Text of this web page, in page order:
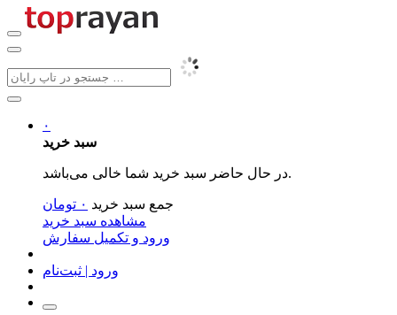
۰
سبد خرید
در حال حاضر سبد خرید شما خالی می‌باشد.
جمع سبد خرید ۰ تومان
مشاهده سبد خرید
ورود و تکمیل سفارش
ورود | ثبت‌نام